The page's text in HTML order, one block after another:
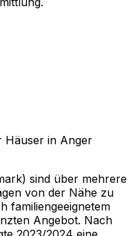
Häuser in Anger
sind über mehrere
von der Nähe zu
familiengeeignetem
Angebot. Nach